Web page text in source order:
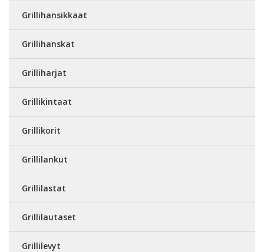
Grillihansikkaat
Grillihanskat
Grilliharjat
Grillikintaat
Grillikorit
Grillilankut
Grillilastat
Grillilautaset
Grillilevyt